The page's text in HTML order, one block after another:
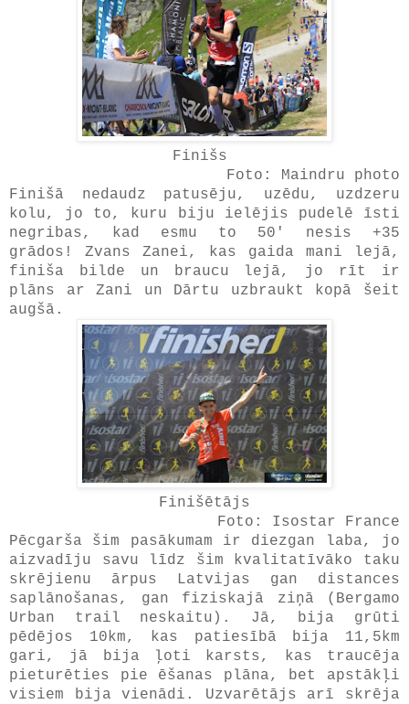
Finišs
Foto: Maindru photo
Finišā nedaudz patusēju, uzēdu, uzdzeru
kolu, jo to, kuru biju ielējis pudelē īsti
negribas, kad esmu to 50' nesis +35
grādos! Zvans Zanei, kas gaida mani lejā,
finiša bilde un braucu lejā, jo rīt ir
plāns ar Zani un Dārtu uzbraukt kopā šeit
augšā.
Finišētājs
Foto: Isostar France
Pēcgarša šim pasākumam ir diezgan laba, jo
aizvadīju savu līdz šim kvalitatīvāko taku
skrējienu ārpus Latvijas gan distances
saplānošanas, gan fiziskajā ziņā (Bergamo
Urban trail neskaitu). Jā, bija grūti
pēdējos 10km, kas patiesībā bija 11,5km
gari, jā bija ļoti karsts, kas traucēja
pieturēties pie ēšanas plāna, bet apstākļi
visiem bija vienādi. Uzvarētājs arī skrēja